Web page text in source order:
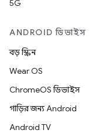
5G
ANDROID ডিভাইস
বড় স্ক্রিন
Wear OS
ChromeOS ডিভাইস
গাড়ির জন্য Android
Android TV